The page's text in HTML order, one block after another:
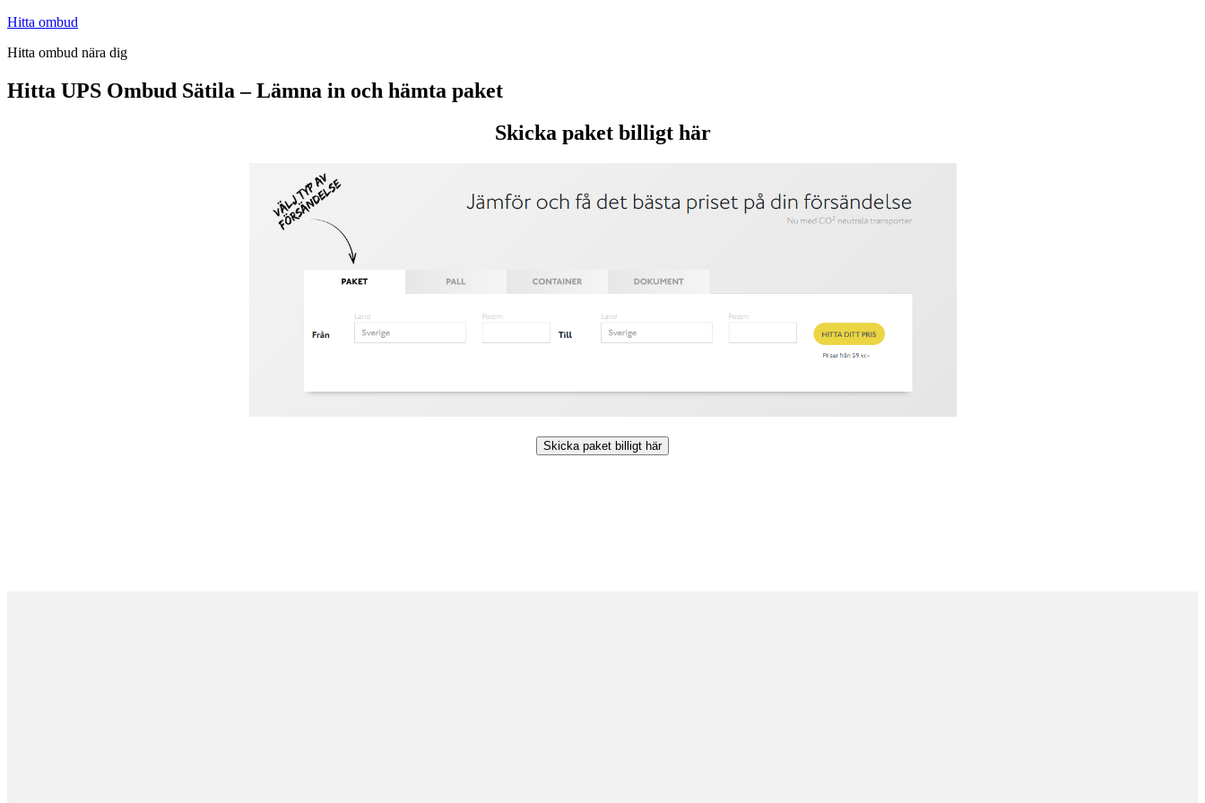
Hoppa
innehåll
Hitta ombud
Hitta ombud nära dig
Hitta UPS Ombud Sätila – Lämna in och hämta paket
Skicka paket billigt här
Skicka paket billigt här